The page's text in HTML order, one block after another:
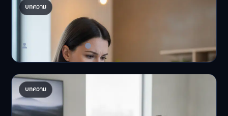
บทความ
ปรับพอร์ตรับ ‘เงินดิจิทัล 2.0’ จัดสรรงบอย่างไรไม่
ให้พัง
'เงินดิจิทัล 2.0' มาแล…
Master Bussiness 23 มิถุนายน 2026
บทความ
AI จัดพอร์ตให้ปัง! เทรนด์ลงทุนยุคใหม่ ไม่ต้องเฝ้า
จอ
AI จัดพอร์ตให้ปัง! หมด…